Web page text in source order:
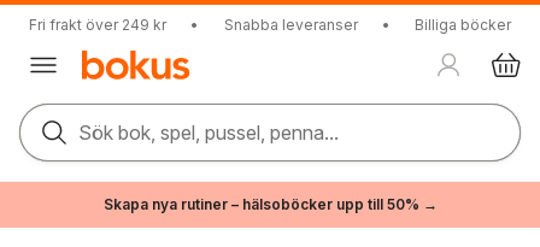
Fri frakt över 249 kr • Snabba leveranser • Billiga böcker
Sök bok, spel, pussel, penna...
Skapa nya rutiner – hälsoböcker upp till 50% →